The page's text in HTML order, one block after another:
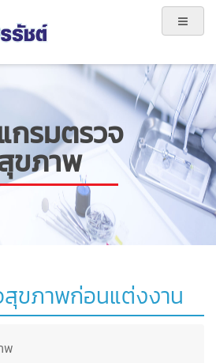
กรมตรวจ
ขภาพ
สุขภาพก่อนแต่งงาน
พ